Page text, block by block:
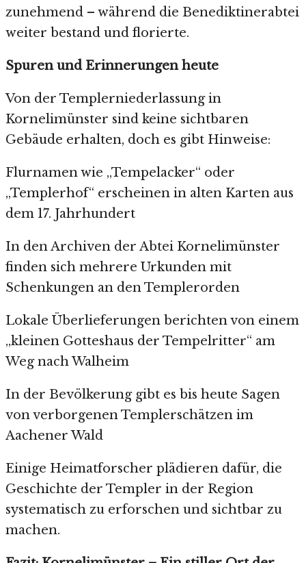
zunehmend – während die Benediktinerabtei
weiter bestand und florierte.
Spuren und Erinnerungen heute
Von der Templerniederlassung in
Kornelimünster sind keine sichtbaren
Gebäude erhalten, doch es gibt Hinweise:
Flurnamen wie „Tempelacker“ oder
„Templerhof“ erscheinen in alten Karten aus
dem 17. Jahrhundert
In den Archiven der Abtei Kornelimünster
finden sich mehrere Urkunden mit
Schenkungen an den Templerorden
Lokale Überlieferungen berichten von einem
„kleinen Gotteshaus der Tempelritter“ am
Weg nach Walheim
In der Bevölkerung gibt es bis heute Sagen
von verborgenen Templerschätzen im
Aachener Wald
Einige Heimatforscher plädieren dafür, die
Geschichte der Templer in der Region
systematisch zu erforschen und sichtbar zu
machen.